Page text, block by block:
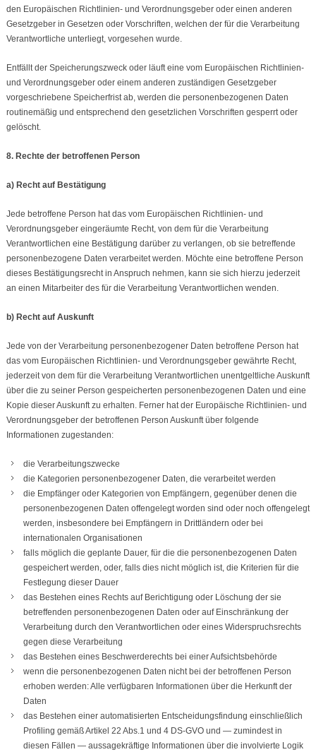
den Europäischen Richtlinien- und Verordnungsgeber oder einen anderen
Gesetzgeber in Gesetzen oder Vorschriften, welchen der für die Verarbeitung
Verantwortliche unterliegt, vorgesehen wurde.
Entfällt der Speicherungszweck oder läuft eine vom Europäischen Richtlinien-
und Verordnungsgeber oder einem anderen zuständigen Gesetzgeber
vorgeschriebene Speicherfrist ab, werden die personenbezogenen Daten
routinemäßig und entsprechend den gesetzlichen Vorschriften gesperrt oder
gelöscht.
8. Rechte der betroffenen Person
a) Recht auf Bestätigung
Jede betroffene Person hat das vom Europäischen Richtlinien- und
Verordnungsgeber eingeräumte Recht, von dem für die Verarbeitung
Verantwortlichen eine Bestätigung darüber zu verlangen, ob sie betreffende
personenbezogene Daten verarbeitet werden. Möchte eine betroffene Person
dieses Bestätigungsrecht in Anspruch nehmen, kann sie sich hierzu jederzeit
an einen Mitarbeiter des für die Verarbeitung Verantwortlichen wenden.
b) Recht auf Auskunft
Jede von der Verarbeitung personenbezogener Daten betroffene Person hat
das vom Europäischen Richtlinien- und Verordnungsgeber gewährte Recht,
jederzeit von dem für die Verarbeitung Verantwortlichen unentgeltliche Auskunft
über die zu seiner Person gespeicherten personenbezogenen Daten und eine
Kopie dieser Auskunft zu erhalten. Ferner hat der Europäische Richtlinien- und
Verordnungsgeber der betroffenen Person Auskunft über folgende
Informationen zugestanden:
die Verarbeitungszwecke
die Kategorien personenbezogener Daten, die verarbeitet werden
die Empfänger oder Kategorien von Empfängern, gegenüber denen die
personenbezogenen Daten offengelegt worden sind oder noch offengelegt
werden, insbesondere bei Empfängern in Drittländern oder bei
internationalen Organisationen
falls möglich die geplante Dauer, für die die personenbezogenen Daten
gespeichert werden, oder, falls dies nicht möglich ist, die Kriterien für die
Festlegung dieser Dauer
das Bestehen eines Rechts auf Berichtigung oder Löschung der sie
betreffenden personenbezogenen Daten oder auf Einschränkung der
Verarbeitung durch den Verantwortlichen oder eines Widerspruchsrechts
gegen diese Verarbeitung
das Bestehen eines Beschwerderechts bei einer Aufsichtsbehörde
wenn die personenbezogenen Daten nicht bei der betroffenen Person
erhoben werden: Alle verfügbaren Informationen über die Herkunft der
Daten
das Bestehen einer automatisierten Entscheidungsfindung einschließlich
Profiling gemäß Artikel 22 Abs.1 und 4 DS-GVO und — zumindest in
diesen Fällen — aussagekräftige Informationen über die involvierte Logik